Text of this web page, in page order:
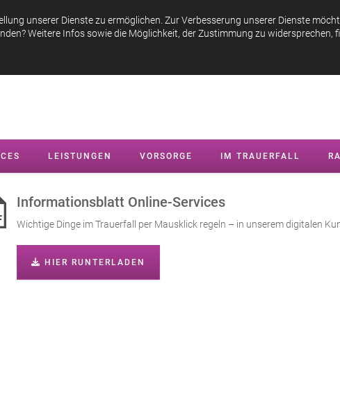
LEISTUNGEN VORSORGE IM TRAUERFALL
Informationsblatt Online-Services
Wichtige Dinge im Trauerfall per Mausklick regeln – in unserem digitalen
HIER RUNTERLADEN
unserer Dienste zu ermöglichen. Zur Verbesserung unserer Dienste
Weitere Infos sowie die Möglichkeit, der Zustimmung zu widersprechen,